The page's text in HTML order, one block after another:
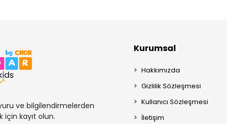
ve bilgilendirmelerden
için kayıt olun.
Kurumsal
Hakkımızda
Gizlilik Sözleşmesi
Kullanıcı Sözleşmesi
İletişim